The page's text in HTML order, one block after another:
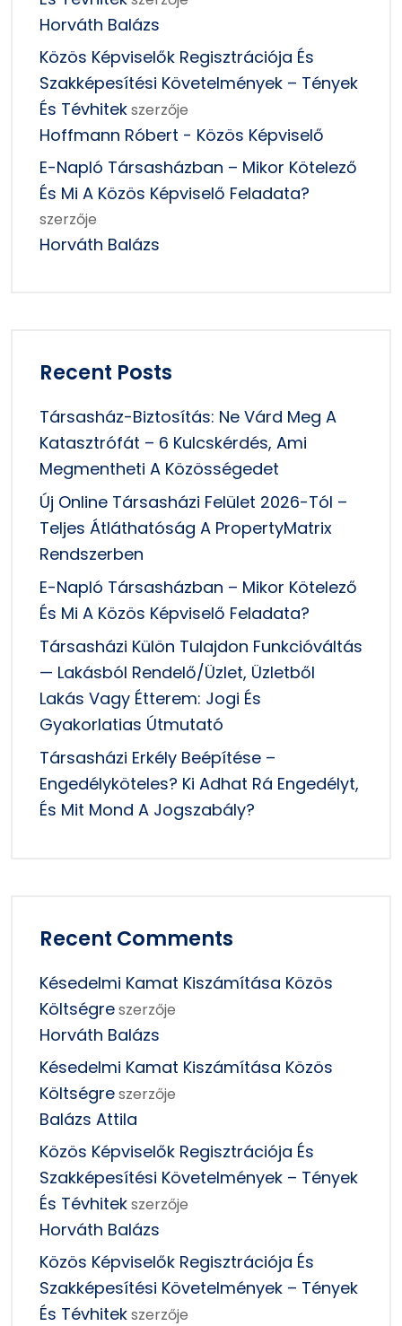
Horváth Balázs
Közös Képviselők Regisztrációja És
Szakképesítési Követelmények – Tények
És Tévhitekszerzője
Hoffmann Róbert - Közös Képviselő
E-Napló Társasházban – Mikor Kötelező
És Mi A Közös Képviselő Feladata?
szerzője
Horváth Balázs
Recent Posts
Társasház-Biztosítás: Ne Várd Meg A
Katasztrófát – 6 Kulcskérdés, Ami
Megmentheti A Közösségedet
Új Online Társasházi Felület 2026-Tól –
Teljes Átláthatóság A PropertyMatrix
Rendszerben
E-Napló Társasházban – Mikor Kötelező
És Mi A Közös Képviselő Feladata?
Társasházi Külön Tulajdon Funkcióváltás
— Lakásból Rendelő/üzlet, Üzletből
Lakás Vagy Étterem: Jogi És
Gyakorlatias Útmutató
Társasházi Erkély Beépítése –
Engedélyköteles? Ki Adhat Rá Engedélyt,
És Mit Mond A Jogszabály?
Recent Comments
Késedelmi Kamat Kiszámítása Közös
Költségreszerzője
Horváth Balázs
Késedelmi Kamat Kiszámítása Közös
Költségreszerzője
Balázs Attila
Közös Képviselők Regisztrációja És
Szakképesítési Követelmények – Tények
És Tévhitekszerzője
Horváth Balázs
Közös Képviselők Regisztrációja És
Szakképesítési Követelmények – Tények
És Tévhitekszerzője